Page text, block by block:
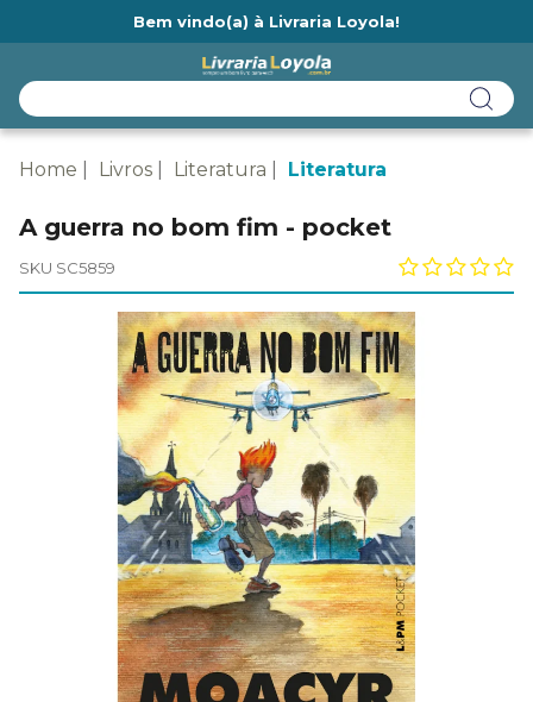
Bem vindo(a) à Livraria Loyola!
Home Livros Literatura Literatura
A guerra no bom fim - pocket
SKU SC5859